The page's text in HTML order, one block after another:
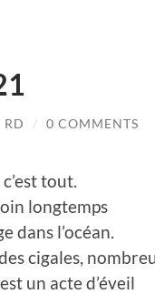
RD / 0 COMMENTS
tout.
longtemps
dans l’océan.
cigales,
un acte d’éveil